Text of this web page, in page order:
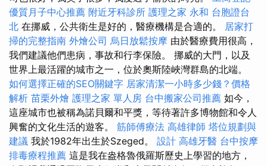
優質月子中心推薦 附近牙科診所 護理之家 永和 台胞證台
北 在挪威，公共衛生是好的，醫療機構是合適的。 居家打
掃的完整指南 外燴公司 烏日放鬆按摩 由於醫療費用很高，
我們建議他們患病，事故和行李保險。 挪威的大門，以及
世界上最活躍的城市之一，位於奧斯陸峽灣群島的北端。
如何選擇正確的SEO關鍵字 居家清潔一小時多少錢？價格
解析 苗栗外燴 護理之家 單人房 台中搬家公司推薦 如今，
這座城市也被稱為諾貝爾和平獎，等待著許多博物館和令人
興奮的文化生活的遊客。 筋師傅療法 高雄律師 塔位規劃與
建議 我於1982年出生於Szeged。 設計 高雄牙醫 台中按摩
排毒療程推薦 這是我在盎格魯俄羅斯歷史上學習的地方，